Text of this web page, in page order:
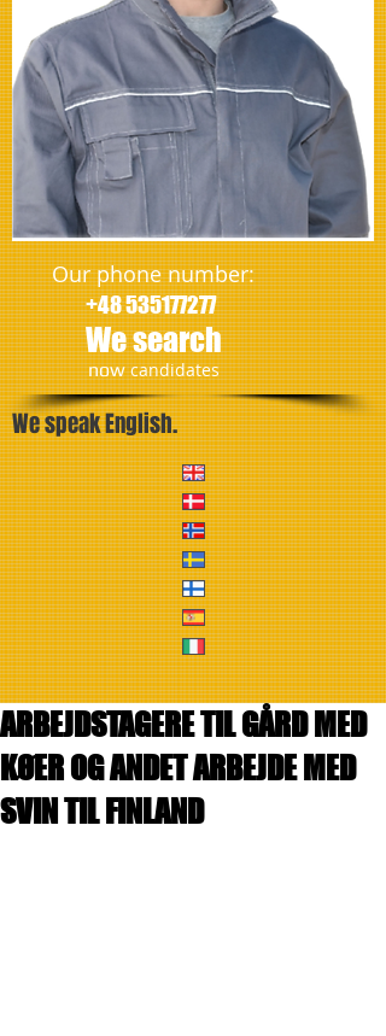
Our phone number:
+48 535177277
We search
​nowcandidates
We speak English.
ARBEJDSTAGERE TIL GÅRD MED
KØER OG ANDET ARBEJDE MED
SVIN TIL FINLAND